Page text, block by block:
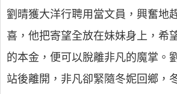
劉晴獲大洋行聘用當文員，興奮地
喜，他把寄望全放在妹妹身上，希
的本金，便可以脫離非凡的魔掌。
站後離開，非凡卻緊隨冬妮回鄉，